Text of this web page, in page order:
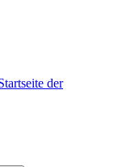
der